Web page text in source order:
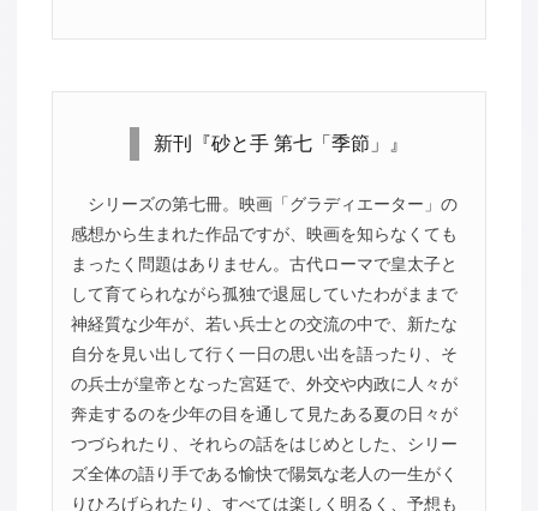
新刊『砂と手 第七「季節」』
シリーズの第七冊。映画「グラディエーター」の
感想から生まれた作品ですが、映画を知らなくても
まったく問題はありません。古代ローマで皇太子と
して育てられながら孤独で退屈していたわがままで
神経質な少年が、若い兵士との交流の中で、新たな
自分を見い出して行く一日の思い出を語ったり、そ
の兵士が皇帝となった宮廷で、外交や内政に人々が
奔走するのを少年の目を通して見たある夏の日々が
つづられたり、それらの話をはじめとした、シリー
ズ全体の語り手である愉快で陽気な老人の一生がく
りひろげられたり、すべては楽しく明るく、予想も